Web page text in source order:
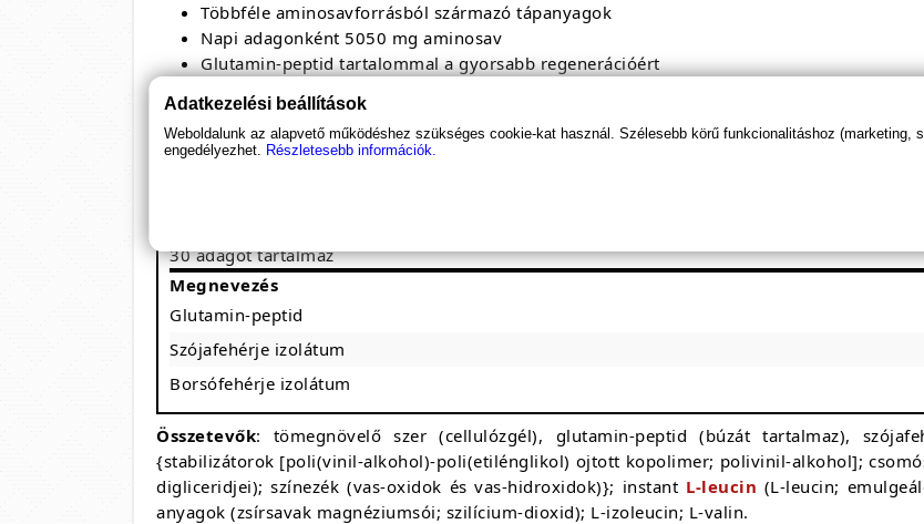
Többféle aminosavforrásból származó tápanyagok
Napi adagonként 5050 mg aminosav
Glutamin-peptid tartalommal a gyorsabb regenerációért
30 adagot tartalmaz
Megnevezés
Glutamin-peptid
Szójafehérje izolátum
Borsófehérje izolátum
Összetevők: tömegnövelő szer (cellulózgél), glutamin-peptid (búzát tartalmaz),
{stabilizátorok [poli(vinil-alkohol)-poli(etilénglikol) ojtott kopolimer; polivinil-alkohol];
digliceridjei); színezék (vas-oxidok és vas-hidroxidok)}; instant L-leucin (L-leucin;
anyagok (zsírsavak magnéziumsói; szilícium-dioxid); L-izoleucin; L-valin.
Adatkezelési beállítások
Weboldalunk az alapvető működéshez szükséges cookie-kat használ. Szélesebb körű funkcionalitáshoz
engedélyezhet. Részletesebb információk.